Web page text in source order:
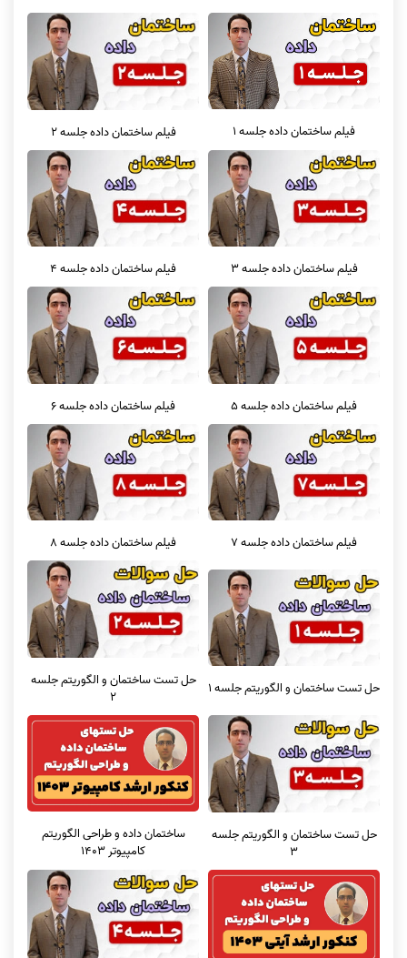
فیلم ساختمان داده جلسه 1 فیلم ساختمان داده جلسه 2
فیلم ساختمان داده جلسه 3 فیلم ساختمان داده جلسه 4
فیلم ساختمان داده جلسه 5 فیلم ساختمان داده جلسه 6
فیلم ساختمان داده جلسه 7 فیلم ساختمان داده جلسه 8
حل تست ساختمان و الگوریتم جلسه 1
حل تست ساختمان و الگوریتم جلسه
2
حل تست ساختمان و الگوریتم جلسه
3
ساختمان داده و طراحی الگوریتم
کامپیوتر 1403